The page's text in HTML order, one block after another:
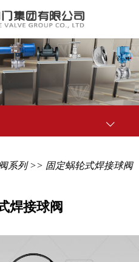
系列>> 固定蜗轮式焊接球阀
焊接球阀